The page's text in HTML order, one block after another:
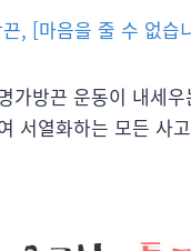
, [마음을 줄 수 없습
가방끈 운동이 내세
서열화하는 모든 사